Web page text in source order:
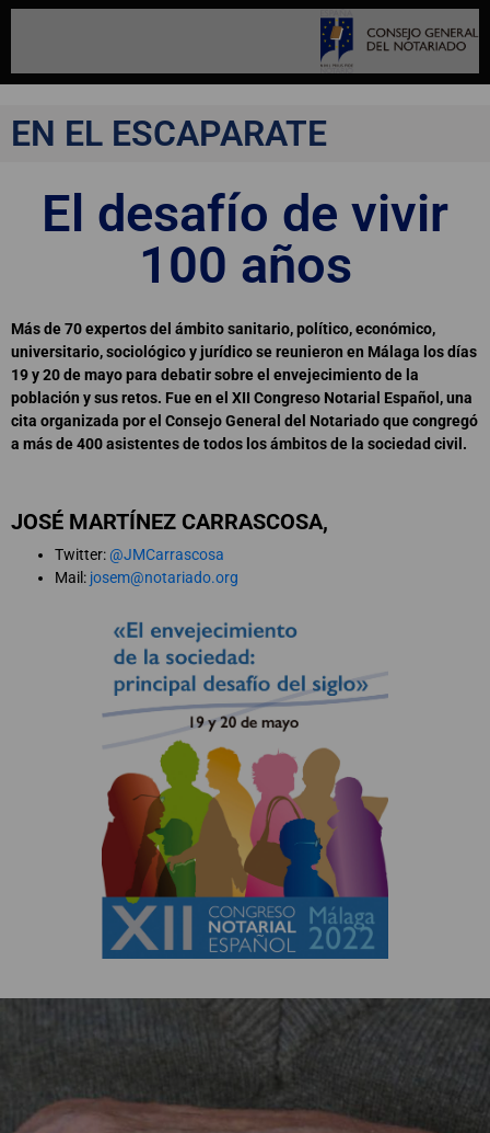
EN EL ESCAPARATE
El desafío de vivir
100 años
Más de 70 expertos del ámbito sanitario, político, económico,
universitario, sociológico y jurídico se reunieron en Málaga los días
19 y 20 de mayo para debatir sobre el envejecimiento de la
población y sus retos. Fue en el XII Congreso Notarial Español, una
cita organizada por el Consejo General del Notariado que congregó
a más de 400 asistentes de todos los ámbitos de la sociedad civil.
JOSÉ MARTÍNEZ CARRASCOSA,
Twitter:@JMCarrascosa
Mail: josem@notariado.org